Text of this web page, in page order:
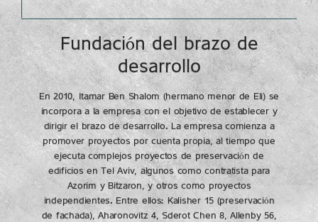
Fundación del brazo de
desarrollo
En 2010, Itamar Ben Shalom (hermano menor de Eli) se
incorpora a la empresa con el objetivo de establecer y
dirigir el brazo de desarrollo. La empresa comienza a
promover proyectos por cuenta propia, al tiempo que
ejecuta complejos proyectos de preservación de
edificios en Tel Aviv, algunos como contratista para
Azorim y Bitzaron, y otros como proyectos
independientes. Entre ellos: Kalisher 15 (preservación
de fachada), Aharonovitz 4, Sderot Chen 8, Allenby 56,